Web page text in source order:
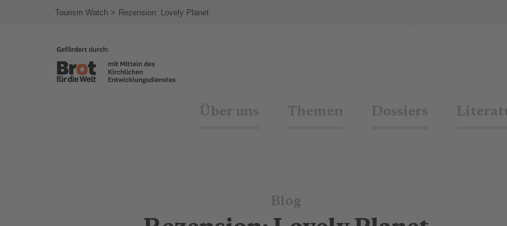
Tourism Watch Rezension: Lovely Planet
Über uns Themen Dossiers
Blog